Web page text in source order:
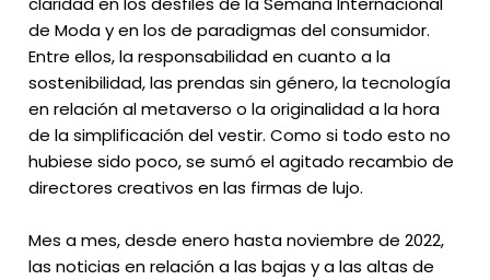
de Moda y en los de paradigmas del consumidor.
Entre ellos, la responsabilidad en cuanto a la
sostenibilidad, las prendas sin género, la tecnología
en relación al metaverso o la originalidad a la hora
de la simplificación del vestir. Como si todo esto no
hubiese sido poco, se sumó el agitado recambio de
directores creativos en las firmas de lujo.
Mes a mes, desde enero hasta noviembre de 2022,
las noticias en relación a las bajas y a las altas de